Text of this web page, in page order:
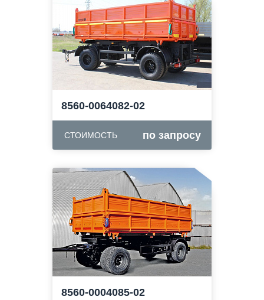
8560-0064082-02
СТОИМОСТЬ по запросу
8560-0004085-02